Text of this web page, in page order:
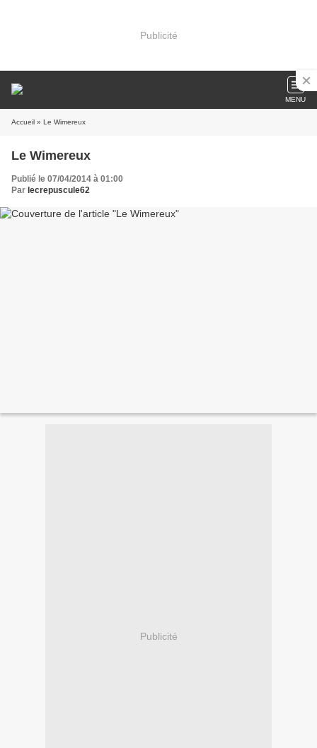
Publicité
MENU
Accueil » Le Wimereux
Le Wimereux
Publié le 07/04/2014 à 01:00
Par lecrepuscule62
Publicité